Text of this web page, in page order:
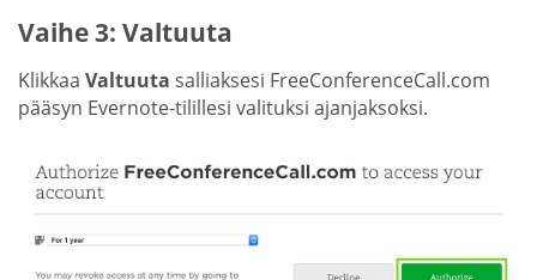
Vaihe 3: Valtuuta
Klikkaa Valtuuta salliaksesi FreeConferenceCall.com
pääsyn Evernote-tilillesi valituksi ajanjaksoksi.